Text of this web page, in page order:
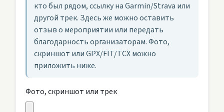
кто был рядом, ссылку на Garmin/Strava или
другой трек. Здесь же можно оставить
отзыв о мероприятии или передать
благодарность организаторам. Фото,
скриншот или GPX/FIT/TCX можно
приложить ниже.
Фото, скриншот или трек